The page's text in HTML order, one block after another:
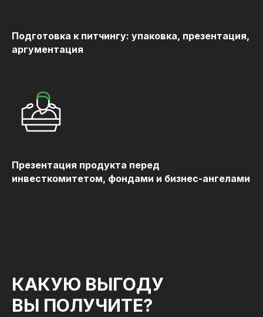
Подготовка к питчингу: упаковка, презентация,
аргументация
Презентация продукта перед
инвесткомитетом, фондами и бизнес-ангелами
КАКУЮ ВЫГОДУ
ВЫ ПОЛУЧИТЕ?